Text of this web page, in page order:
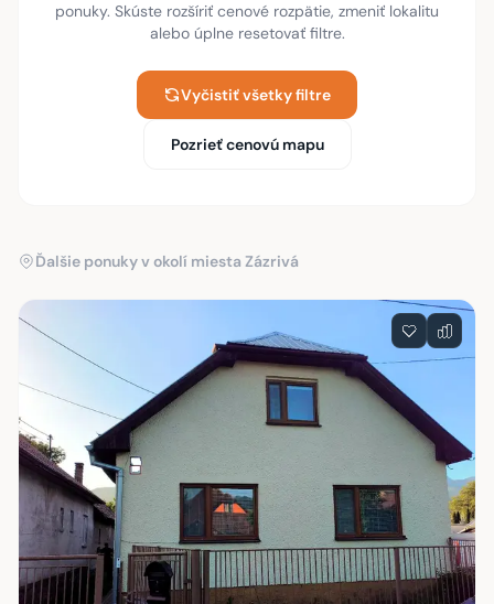
ponuky. Skúste rozšíriť cenové rozpätie, zmeniť lokalitu
alebo úplne resetovať filtre.
Vyčistiť všetky filtre
Pozrieť cenovú mapu
Ďalšie ponuky v okolí miesta Zázrivá